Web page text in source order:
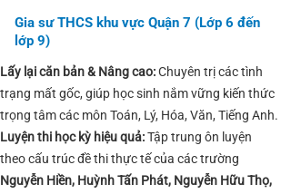
Gia sư THCS khu vực Quận 7 (Lớp 6 đến
lớp 9)
Lấy lại căn bản & Nâng cao:Chuyên trị các tình
trạng mất gốc, giúp học sinh nắm vững kiến thức
trọng tâm các môn Toán, Lý, Hóa, Văn, Tiếng Anh.
Luyện thi học kỳ hiệu quả:Tập trung ôn luyện
theo cấu trúc đề thi thực tế của các trường
Nguyễn Hiền, Huỳnh Tấn Phát, Nguyễn Hữu Thọ,